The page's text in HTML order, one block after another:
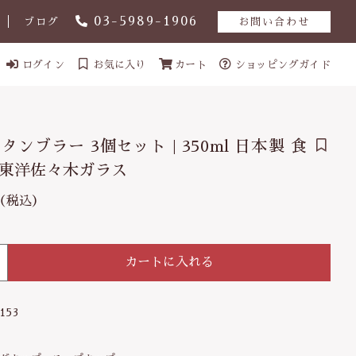
ブログ 03-5989-1906 お問い合わせ
ログイン お気に入り カート ショッピングガイド
ンブラー 3個セット | 350ml 日本製 食
洋佐々木ガラス
（税込）
カートに入れる
佐々木ガラ
込）